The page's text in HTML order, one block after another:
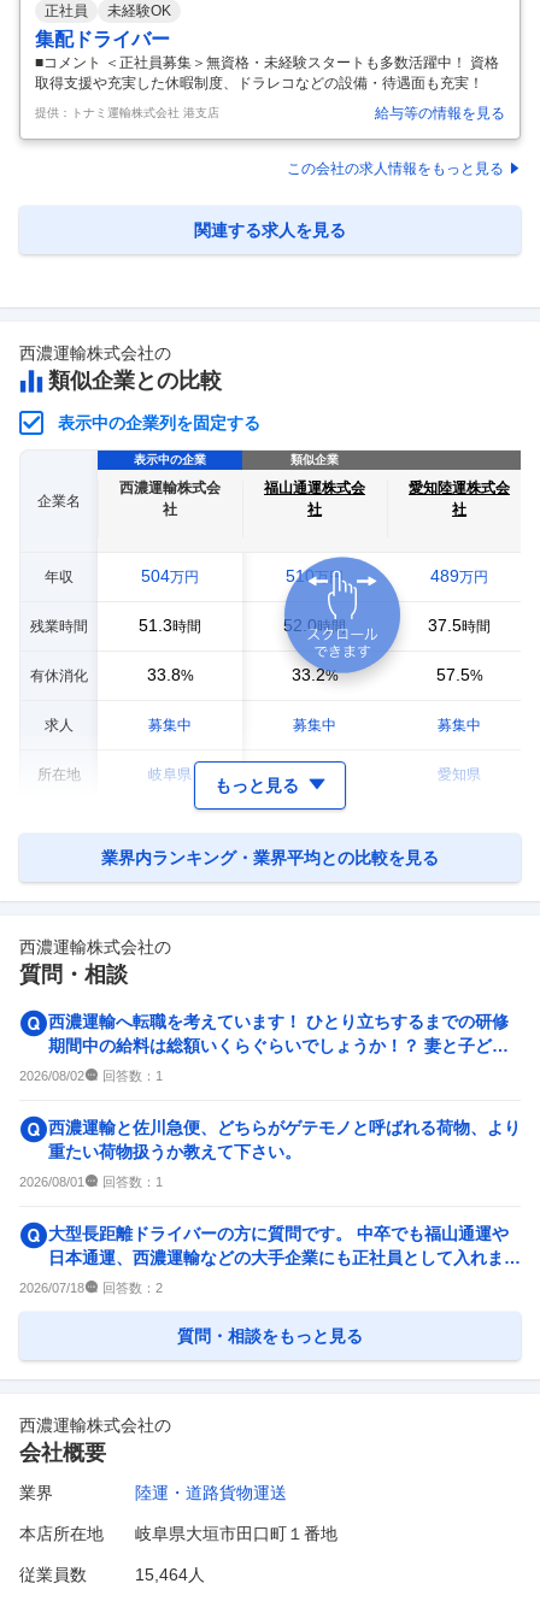
正社員 未経験OK
集配ドライバー
■コメント ＜正社員募集＞無資格・未経験スタートも多数活躍中！ 資格
取得支援や充実した休暇制度、ドラレコなどの設備・待遇面も充実！
提供：トナミ運輸株式会社 港支店 給与等の情報を見る
この会社の求人情報をもっと見る
関連する求人を見る
西濃運輸株式会社の
類似企業との比較
表示中の企業列を固定する
企業名
年収
残業時間
有休消化
求人
所在地
表示中の企業
西濃運輸株式会
社
504万円
51.3時間
33.8%
募集中
岐阜県
類似企業
福山通運株式会
社
510万円
52.0時間
33.2%
募集中
広島県
愛知陸運株式会
社
489万円
37.5時間
57.5%
募集中
愛知県
もっと見る
業界内ランキング・業界平均との比較を見る
西濃運輸株式会社の
質問・相談
西濃運輸へ転職を考えています！ ひとり立ちするまでの研修
期間中の給料は総額いくらぐらいでしょうか！？ 妻と子ども
が2人いて、子どもは扶...
2026/08/02 回答数： 1
西濃運輸と佐川急便、どちらがゲテモノと呼ばれる荷物、より
重たい荷物扱うか教えて下さい。
2026/08/01 回答数： 1
大型長距離ドライバーの方に質問です。 中卒でも福山通運や
日本通運、西濃運輸などの大手企業にも正社員として入れます
か。 また、大手でなけ...
2026/07/18 回答数： 2
質問・相談をもっと見る
西濃運輸株式会社の
会社概要
業界 陸運・道路貨物運送
本店所在地 岐阜県大垣市田口町１番地
従業員数 15,464人